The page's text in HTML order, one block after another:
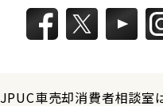
JPUC車売却消費者相談室